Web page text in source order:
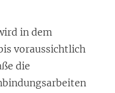
in dem
voraussichtlich
die